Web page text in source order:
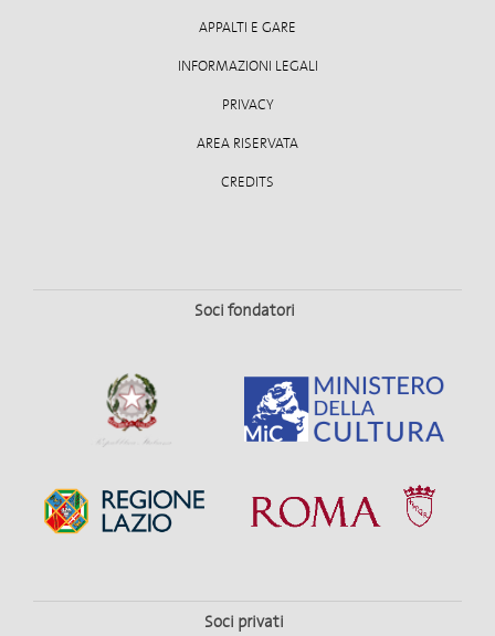
APPALTI E GARE
INFORMAZIONI LEGALI
PRIVACY
AREA RISERVATA
CREDITS
Soci fondatori
Soci privati